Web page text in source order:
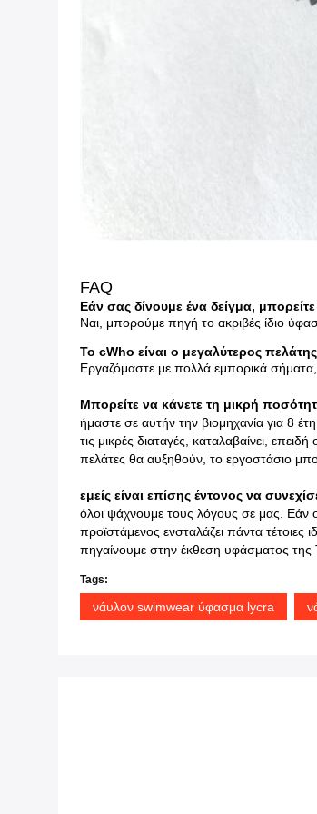
FAQ
Εάν σας δίνουμε ένα δείγμα,
Ναι, μπορούμε πηγή το ακριβές ίδιο
Το cWho είναι ο μεγαλύτερος
Εργαζόμαστε με πολλά εμπορικά
Μπορείτε να κάνετε τη μικρή
ήμαστε σε αυτήν την βιομηχανία για 8
τις μικρές διαταγές, καταλαβαίνει,
πελάτες θα αυξηθούν, το εργοστάσιο
εμείς είναι επίσης έντονος να
όλοι ψάχνουμε τους λόγους σε μας. Εάν
προϊστάμενος ενσταλάζει πάντα
πηγαίνουμε στην έκθεση υφάσματος
Tags:
νάυλον swimwear ύφασμα lycra